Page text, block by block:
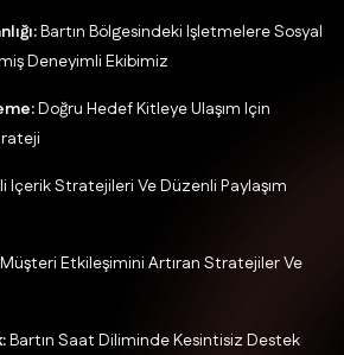
Bartın Bölgesindeki Işletmelere Sosyal
Deneyimli Ekibimiz
Doğru Hedef Kitleye Ulaşım Için
Içerik Stratejileri Ve Düzenli Paylaşım
Müşteri Etkileşimini Artıran Stratejiler Ve
Bartın Saat Diliminde Kesintisiz Destek